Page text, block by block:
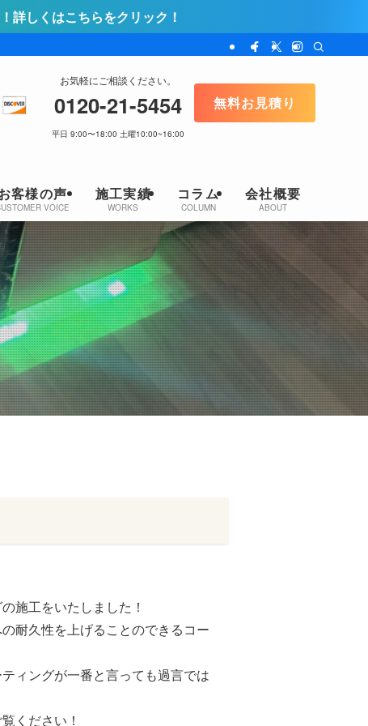
ック！
客様の声
VOICE
施工実績
WORKS
コラム
COLUMN
会社概要
ABOUT
お気軽にご相談ください。
0120-21-5454
平日 9:00〜18:00 土曜10:00~16:00
無料お見積り
施工をいたしました！
耐久性を上げることのできるコー
ィングが一番と言っても過言では
ください！